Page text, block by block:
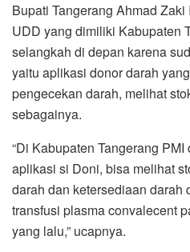
Bupati Tangerang Ahmad
UDD yang dimiliki Kabupaten
selangkah di depan karena
yaitu aplikasi donor darah
pengecekan darah, melihat
sebagainya.
“Di Kabupaten Tangerang
aplikasi si Doni, bisa melihat
darah dan ketersediaan darah
transfusi plasma convalecent
yang lalu,” ucapnya.